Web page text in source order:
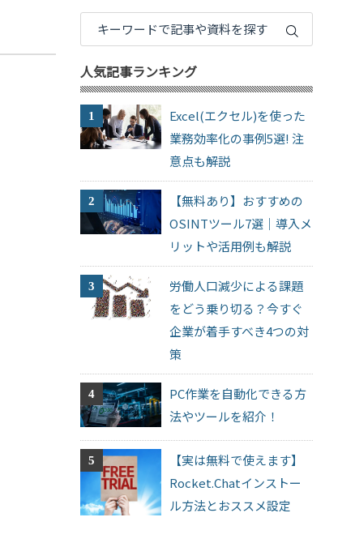
人気記事ランキング
Excel(エクセル)を使った
業務効率化の事例5選! 注
意点も解説
【無料あり】おすすめの
OSINTツール7選｜導入メ
リットや活用例も解説
労働人口減少による課題
をどう乗り切る？今すぐ
企業が着手すべき4つの対
策
PC作業を自動化できる方
法やツールを紹介！
【実は無料で使えます】
Rocket.Chatインストー
ル方法とおススメ設定